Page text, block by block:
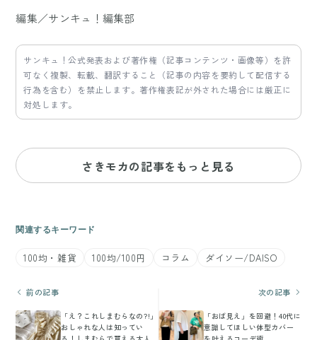
編集／サンキュ！編集部
サンキュ！公式発表および著作権（記事コンテンツ・画像等）を許
可なく複製、転載、翻訳すること（記事の内容を要約して配信する
行為を含む）を禁止します。著作権表記が外された場合には厳正に
対処します。
さきモカの記事をもっと見る
関連するキーワード
100均・雑貨 100均/100円 コラム ダイソー/DAISO
前の記事
「え？これしまむらなの?!」
おしゃれな人は知ってい
次の記事
「おば見え」を回避！40代に
意識してほしい体型カバー